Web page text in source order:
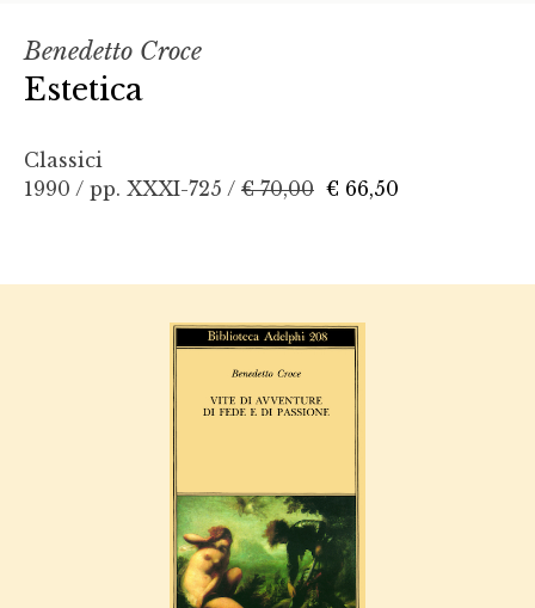
Benedetto Croce
Estetica
Classici
1990 / pp. XXXI-725 / € 70,00 € 66,50